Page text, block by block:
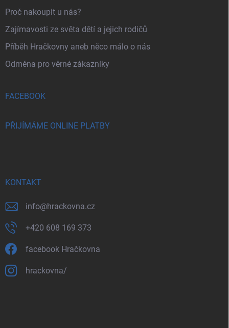
Proč nakoupit u nás?
Zajímavosti ze světa dětí a jejich rodičů
Příběh Hračkovny aneb něco málo o nás
Odměna pro věrné zákazníky
FACEBOOK
PŘIJÍMÁME ONLINE PLATBY
KONTAKT
info@hrackovna.cz
+420 608 169 373
facebook Hračkovna
hrackovna/